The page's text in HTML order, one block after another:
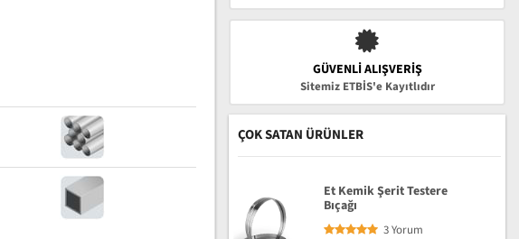
GÜVENLI ALIŞVERIŞ
Sitemiz ETBİS'e Kayıtlıdır
ÇOK SATAN ÜRÜNLER
Et Kemik Şerit Testere
Bıçağı
3 Yorum